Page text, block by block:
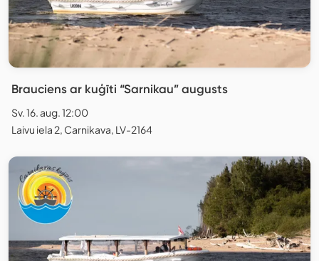
Brauciens ar kuģīti “Sarnikau” augusts
Sv. 16. aug. 12:00
Laivu iela 2, Carnikava, LV-2164